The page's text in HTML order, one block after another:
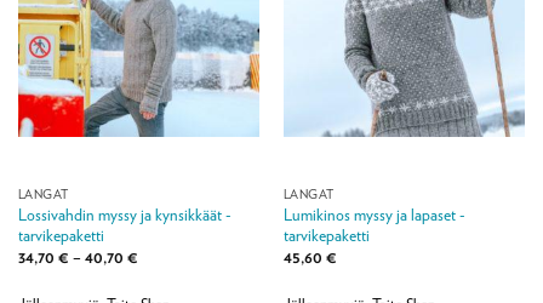
LANGAT
Lossivahdin myssy ja kynsikkäät -
tarvikepaketti
34,70 € – 40,70 €Hintaluokka:
LANGAT
Lumikinos myssy ja lapaset -
tarvikepaketti
45,60 €